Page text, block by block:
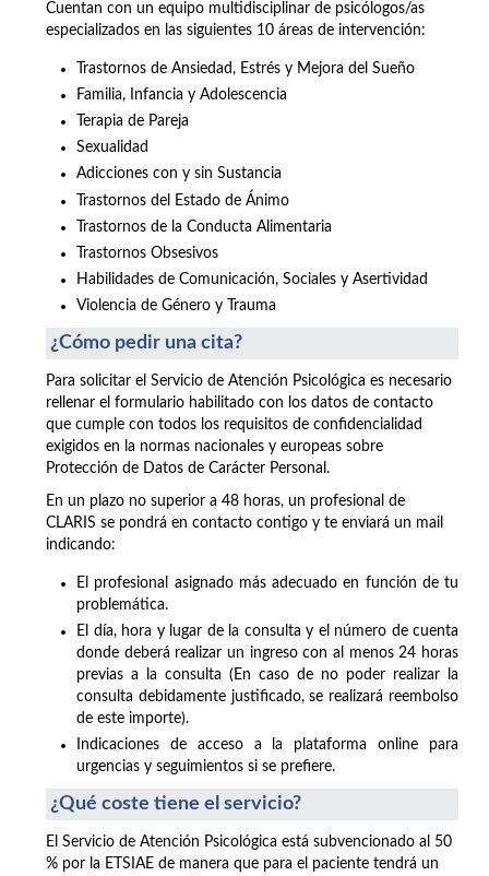
Cuentan con un equipo multidisciplinar de psicólogos/as
especializados en las siguientes 10 áreas de intervención:
Trastornos de Ansiedad, Estrés y Mejora del Sueño
Familia, Infancia y Adolescencia
Terapia de Pareja
Sexualidad
Adicciones con y sin Sustancia
Trastornos del Estado de Ánimo
Trastornos de la Conducta Alimentaria
Trastornos Obsesivos
Habilidades de Comunicación, Sociales y Asertividad
Violencia de Género y Trauma
¿Cómo pedir una cita?
Para solicitar el Servicio de Atención Psicológica es necesario
rellenar el formulario habilitado con los datos de contacto
que cumple con todos los requisitos de confidencialidad
exigidos en la normas nacionales y europeas sobre
Protección de Datos de Carácter Personal.
En un plazo no superior a 48 horas, un profesional de
CLARIS se pondrá en contacto contigo y te enviará un mail
indicando:
El profesional asignado más adecuado en función de tu
problemática.
El día, hora y lugar de la consulta y el número de cuenta
donde deberá realizar un ingreso con al menos 24 horas
previas a la consulta (En caso de no poder realizar la
consulta debidamente justificado, se realizará reembolso
de este importe).
Indicaciones de acceso a la plataforma online para
urgencias y seguimientos si se prefiere.
¿Qué coste tiene el servicio?
El Servicio de Atención Psicológica está subvencionado al 50
% por la ETSIAE de manera que para el paciente tendrá un